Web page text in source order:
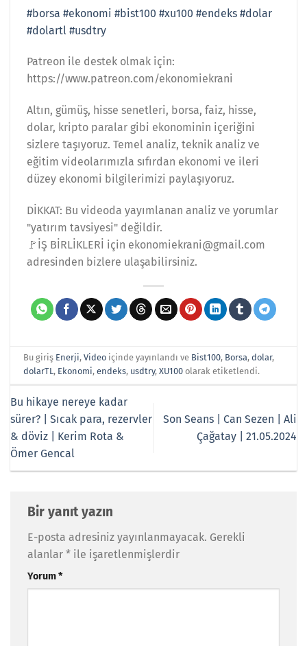
#borsa #ekonomi #bist100 #xu100 #endeks #dolar
#dolartl #usdtry
Patreon ile destek olmak için:
https://www.patreon.com/ekonomiekrani
Altın, gümüş, hisse senetleri, borsa, faiz, hisse,
dolar, kripto paralar gibi ekonominin içeriğini
sizlere taşıyoruz. Temel analiz, teknik analiz ve
eğitim videolarımızla sıfırdan ekonomi ve ileri
düzey ekonomi bilgilerimizi paylaşıyoruz.
DİKKAT: Bu videoda yayımlanan analiz ve yorumlar
"yatırım tavsiyesi" değildir.
🚩İŞ BİRLİKLERİ için ekonomiekrani@gmail.com
adresinden bizlere ulaşabilirsiniz.
Bu giriş Enerji,Video içinde yayınlandı ve Bist100, Borsa,dolar,
dolarTL, Ekonomi,endeks, usdtry,XU100 olarak etiketlendi.
Bu hikaye nereye kadar
sürer? | Sıcak para, rezervler
& döviz | Kerim Rota &
Ömer Gencal
Son Seans | Can Sezen | Ali
Çağatay | 21.05.2024
Bir yanıt yazın
E-posta adresiniz yayınlanmayacak. Gerekli
alanlar * ile işaretlenmişlerdir
Yorum*